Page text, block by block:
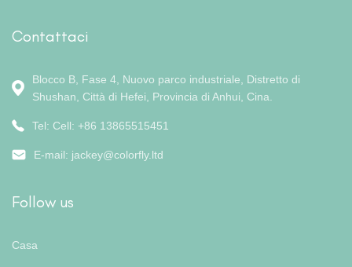
Contattaci
Blocco B, Fase 4, Nuovo parco industriale, Distretto di
Shushan, Città di Hefei, Provincia di Anhui, Cina.
Tel: Cell: +86 13865515451
E-mail: jackey@colorfly.ltd
Follow us
Casa